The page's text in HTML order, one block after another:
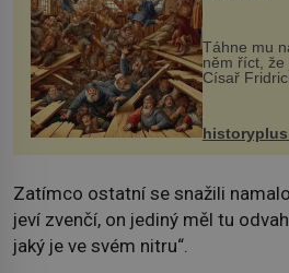
Táhne mu
něm říct, že
Císař
posílá
VI. do
Zatímco ostatní se snažili
jeví zvenčí, on jediný měl tu
jaký je ve svém nitru“.